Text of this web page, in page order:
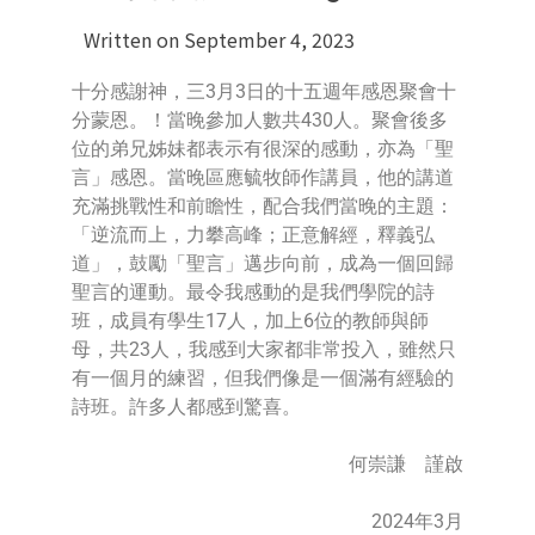
Written onSeptember 4, 2023
十分感謝神，三3月3日的十五週年感恩聚會十
分蒙恩。！當晚參加人數共430人。聚會後多
位的弟兄姊妹都表示有很深的感動，亦為「聖
言」感恩。當晚區應毓牧師作講員，他的講道
充滿挑戰性和前瞻性，配合我們當晚的主題：
「逆流而上，力攀高峰；正意解經，釋義弘
道」，鼓勵「聖言」邁步向前，成為一個回歸
聖言的運動。最令我感動的是我們學院的詩
班，成員有學生17人，加上6位的教師與師
母，共23人，我感到大家都非常投入，雖然只
有一個月的練習，但我們像是一個滿有經驗的
詩班。許多人都感到驚喜。
何崇謙 謹啟
2024年3月